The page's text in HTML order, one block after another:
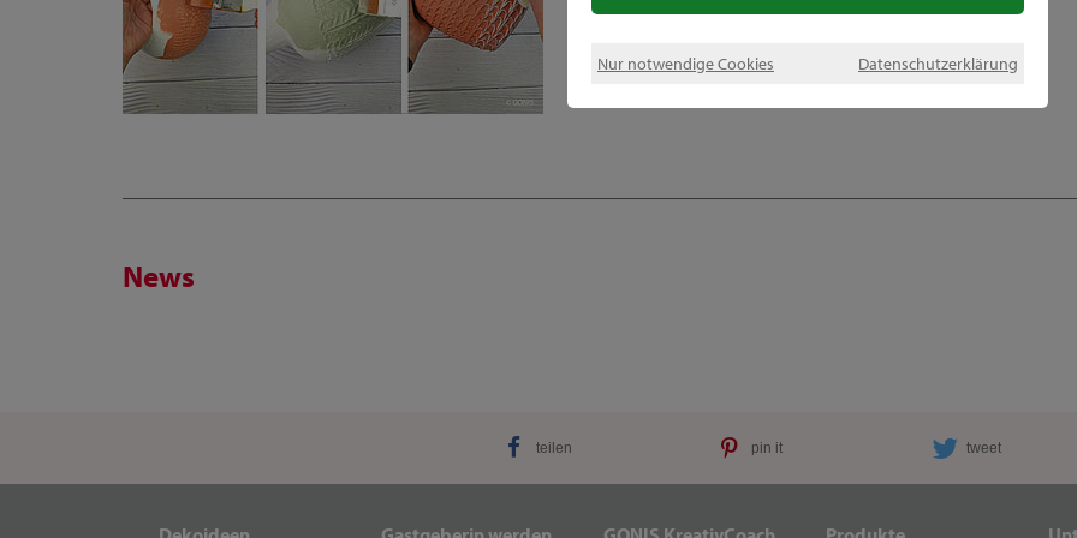
Nur notwendige Cookies Datenschutzerklärung
News
teilen pin it tweet